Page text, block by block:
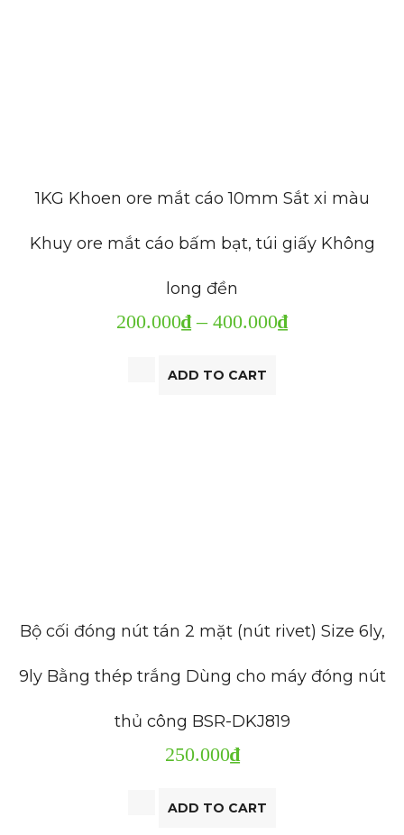
1KG Khoen ore mắt cáo 10mm Sắt xi màu
Khuy ore mắt cáo bấm bạt, túi giấy Không
long đền
200.000₫– 400.000₫
ADD TO CART
Bộ cối đóng nút tán 2 mặt (nút rivet) Size 6ly,
9ly Bằng thép trắng Dùng cho máy đóng nút
thủ công BSR-DKJ819
250.000₫
ADD TO CART